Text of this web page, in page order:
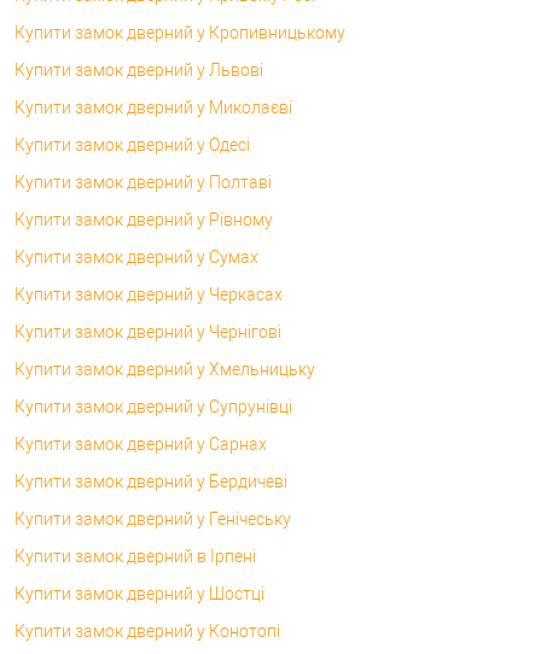
Купити замок дверний у Кропивницькому
Купити замок дверний у Львові
Купити замок дверний у Миколаєві
Купити замок дверний у Одесі
Купити замок дверний у Полтаві
Купити замок дверний у Рівному
Купити замок дверний у Сумах
Купити замок дверний у Черкасах
Купити замок дверний у Чернігові
Купити замок дверний у Хмельницьку
Купити замок дверний у Супрунівці
Купити замок дверний у Сарнах
Купити замок дверний у Бердичеві
Купити замок дверний у Генічеську
Купити замок дверний в Ірпені
Купити замок дверний у Шостці
Купити замок дверний у Конотопі